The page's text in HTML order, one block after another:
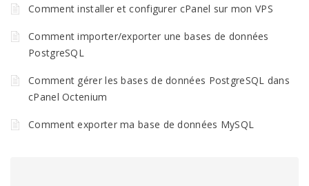
Comment installer et configurer cPanel sur mon VPS
Comment importer/exporter une bases de données
PostgreSQL
Comment gérer les bases de données PostgreSQL dans
cPanel Octenium
Comment exporter ma base de données MySQL